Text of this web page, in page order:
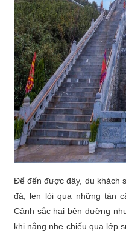
Để đến được đây, du khách
đá, len lỏi qua những tán
Cảnh sắc hai bên đường
khi nắng nhẹ chiếu qua lớp